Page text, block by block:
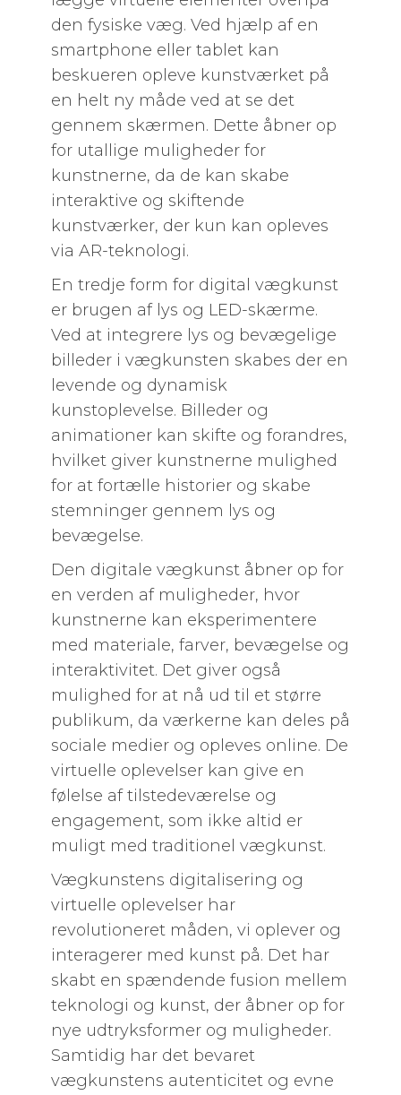
den fysiske væg. Ved hjælp af en
smartphone eller tablet kan
beskueren opleve kunstværket på
en helt ny måde ved at se det
gennem skærmen. Dette åbner op
for utallige muligheder for
kunstnerne, da de kan skabe
interaktive og skiftende
kunstværker, der kun kan opleves
via AR-teknologi.
En tredje form for digital vægkunst
er brugen af lys og LED-skærme.
Ved at integrere lys og bevægelige
billeder i vægkunsten skabes der en
levende og dynamisk
kunstoplevelse. Billeder og
animationer kan skifte og forandres,
hvilket giver kunstnerne mulighed
for at fortælle historier og skabe
stemninger gennem lys og
bevægelse.
Den digitale vægkunst åbner op for
en verden af muligheder, hvor
kunstnerne kan eksperimentere
med materiale, farver, bevægelse og
interaktivitet. Det giver også
mulighed for at nå ud til et større
publikum, da værkerne kan deles på
sociale medier og opleves online. De
virtuelle oplevelser kan give en
følelse af tilstedeværelse og
engagement, som ikke altid er
muligt med traditionel vægkunst.
Vægkunstens digitalisering og
virtuelle oplevelser har
revolutioneret måden, vi oplever og
interagerer med kunst på. Det har
skabt en spændende fusion mellem
teknologi og kunst, der åbner op for
nye udtryksformer og muligheder.
Samtidig har det bevaret
vægkunstens autenticitet og evne